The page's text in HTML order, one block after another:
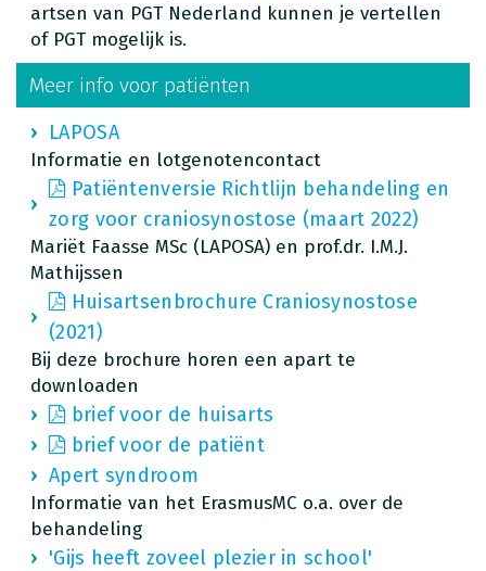
artsen van PGT Nederland kunnen je vertellen
of PGT mogelijk is.
Meer info voor patiënten
LAPOSA
Informatie en lotgenotencontact
Patiëntenversie Richtlijn behandeling en
zorg voor craniosynostose (maart 2022)
Mariët Faasse MSc (LAPOSA) en prof.dr. I.M.J.
Mathijssen
Huisartsenbrochure Craniosynostose
(2021)
Bij deze brochure horen een apart te
downloaden
brief voor de huisarts
brief voor de patiënt
Apert syndroom
Informatie van het ErasmusMC o.a. over de
behandeling
'Gijs heeft zoveel plezier in school'